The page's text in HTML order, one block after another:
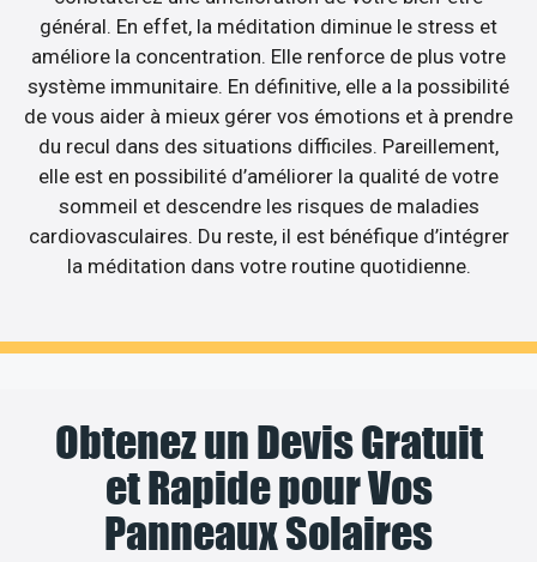
général. En effet, la méditation diminue le stress et
améliore la concentration. Elle renforce de plus votre
système immunitaire. En définitive, elle a la possibilité
de vous aider à mieux gérer vos émotions et à prendre
du recul dans des situations difficiles. Pareillement,
elle est en possibilité d’améliorer la qualité de votre
sommeil et descendre les risques de maladies
cardiovasculaires. Du reste, il est bénéfique d’intégrer
la méditation dans votre routine quotidienne.
Obtenez un Devis Gratuit
et Rapide pour Vos
Panneaux Solaires